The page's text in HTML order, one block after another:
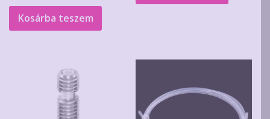
Kosárba teszem